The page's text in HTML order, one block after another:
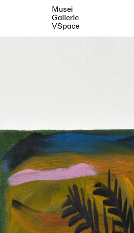
Musei
Gallerie
VSpace